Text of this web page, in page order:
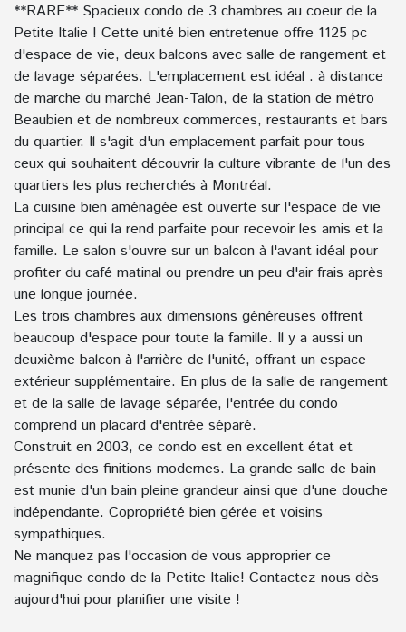
**RARE** Spacieux condo de 3 chambres au coeur de la
Petite Italie ! Cette unité bien entretenue offre 1125 pc
d'espace de vie, deux balcons avec salle de rangement et
de lavage séparées. L'emplacement est idéal : à distance
de marche du marché Jean-Talon, de la station de métro
Beaubien et de nombreux commerces, restaurants et bars
du quartier. Il s'agit d'un emplacement parfait pour tous
ceux qui souhaitent découvrir la culture vibrante de l'un des
quartiers les plus recherchés à Montréal.
La cuisine bien aménagée est ouverte sur l'espace de vie
principal ce qui la rend parfaite pour recevoir les amis et la
famille. Le salon s'ouvre sur un balcon à l'avant idéal pour
profiter du café matinal ou prendre un peu d'air frais après
une longue journée.
Les trois chambres aux dimensions généreuses offrent
beaucoup d'espace pour toute la famille. Il y a aussi un
deuxième balcon à l'arrière de l'unité, offrant un espace
extérieur supplémentaire. En plus de la salle de rangement
et de la salle de lavage séparée, l'entrée du condo
comprend un placard d'entrée séparé.
Construit en 2003, ce condo est en excellent état et
présente des finitions modernes. La grande salle de bain
est munie d'un bain pleine grandeur ainsi que d'une douche
indépendante. Copropriété bien gérée et voisins
sympathiques.
Ne manquez pas l'occasion de vous approprier ce
magnifique condo de la Petite Italie! Contactez-nous dès
aujourd'hui pour planifier une visite !